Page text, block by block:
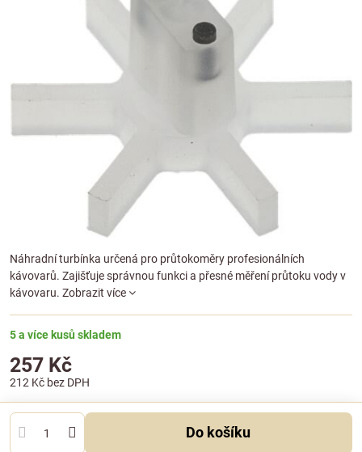
Náhradní turbínka určená pro průtokoměry profesionálních
kávovarů. Zajišťuje správnou funkci a přesné měření průtoku vody v
kávovaru. Zobrazit více
5 a více kusů skladem
257 Kč
212 Kč bez DPH
Do košíku